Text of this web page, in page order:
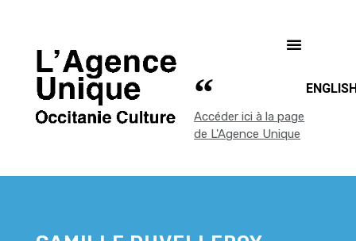
Accéder ici à la page
de L'Agence Unique